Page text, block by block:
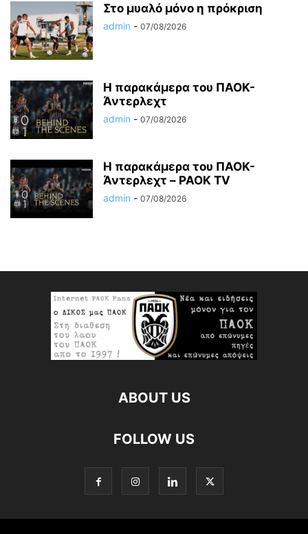
Στο μυαλό μόνο η πρόκριση
admin - 07/08/2026
Η παρακάμερα του ΠΑΟΚ-
Άντερλεχτ
admin - 07/08/2026
Η παρακάμερα του ΠΑΟK-
Άντερλεχτ – PAOK TV
admin - 07/08/2026
ABOUT US
FOLLOW US